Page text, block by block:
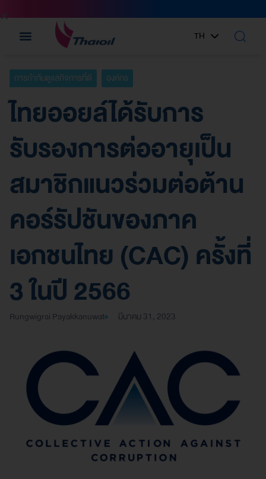
TH
EN
การกำกับดูแลกิจการที่ดี องค์กร
ไทยออยล์ได้รับการ
รับรองการต่ออายุเป็น
สมาชิกแนวร่วมต่อต้าน
คอร์รัปชันของภาค
เอกชนไทย (CAC) ครั้งที่
3 ในปี 2566
Rungwigrai Payakkanuwat มีนาคม 31, 2023